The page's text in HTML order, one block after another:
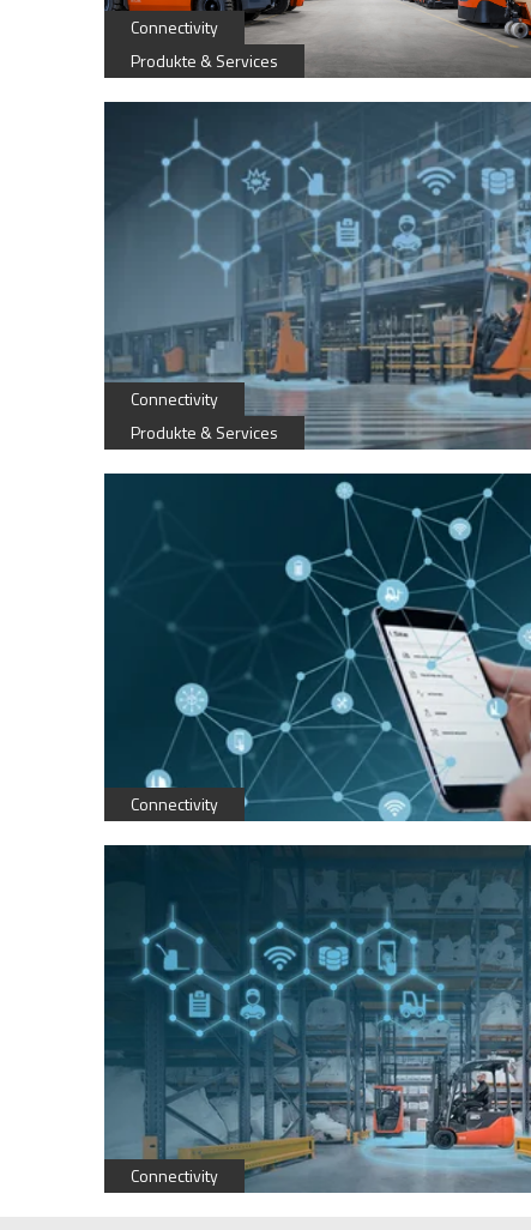
Connectivity
Produkte & Services
Connectivity
Produkte & Services
Connectivity
Connectivity